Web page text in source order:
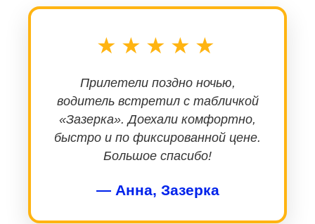
★★★★★
Прилетели поздно ночью,
водитель встретил с табличкой
«Зазерка». Доехали комфортно,
быстро и по фиксированной цене.
Большое спасибо!
— Анна, Зазерка